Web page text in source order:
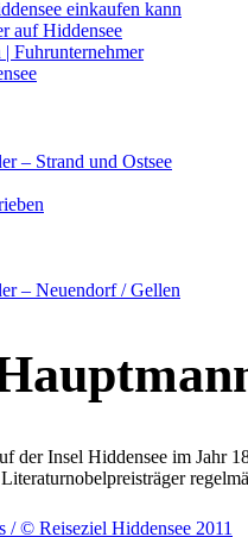
einkaufen kann
auf Hiddensee
| Fuhrunternehmer
– Strand und Ostsee
– Neuendorf / Gellen
der Insel Hiddensee im Jahr